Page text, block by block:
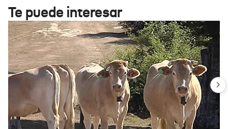
Te puede interesar